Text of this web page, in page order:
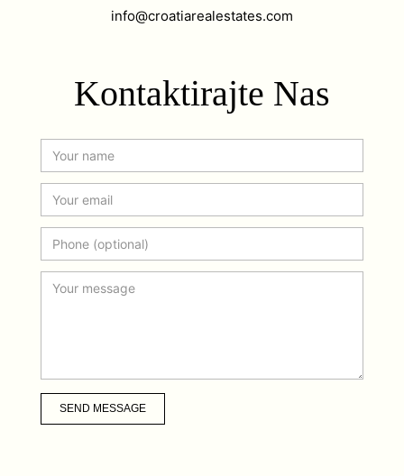
info@croatiarealestates.com
Kontaktirajte Nas
SEND MESSAGE